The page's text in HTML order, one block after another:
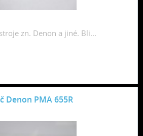
zn. Denon a jiné. Bli...
Denon PMA 655R